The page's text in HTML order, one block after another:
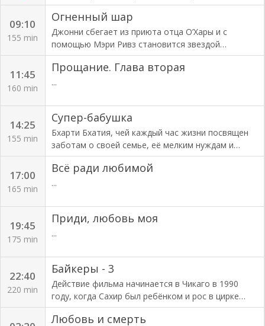
гибели жены он не может забыть свое
счастливое прошлое и решает вернуться в
Индию. Радж с трудом находит общий язык с
повзрослевшими дочерьми. У каждой из них свой
характер, свой взгляд на мир. Вскоре две дочери
выходят замуж, а третья, строптивая и
ее судьба.
09:10
155 min
Огненный шар
Джонни сбегает из приюта отца О’Хары и с
помощью Мэри Ривз становится звездой
роллердрома. Его окружают женщины, в том
числе Полли, которые, в отличие от Мэри, любят
его только за то, что он чемпион. Тогда-то
11:45
160 min
Прощание. Глава вторая
...
14:25
155 min
Супер-бабушка
Бхарти Бхатия, чей каждый час жизни посвящен
заботам о своей семье, её мелким нуждам и
прихотям, включая властного мужа, сына,
играющего на фондовом рынке на повышение,
сноху, которая стремится стать звездой мыльной
Она самоотверженно выполняет свои
обязанности, но в награду получает только
история начинается, когда в Индию неожиданно
приезжает внук Манн. Вопреки своим ожиданиям
увидеть сильную леди, главу дома, он видит
мягкую и дремлющую женщину, которой все
помыкают. Это раздражает его, и он решает
превратить печальную и скучную жизнь своей
17:00
165 min
Всё ради любимой
...
19:45
175 min
Приди, любовь моя
...
22:40
220 min
Байкеры - 3
Действие фильма начинается в Чикаго в 1990
году, когда Сахир был ребёнком и рос в цирке
своего отца. Но компания увязла в долгах и
банкиры были непреклонны. Отец Сахира от
Любовь и смерть